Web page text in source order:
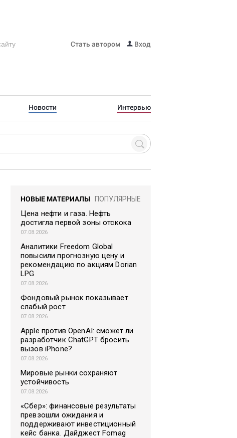
Стать автором Вход
Новости Интервью
НОВЫЕ МАТЕРИАЛЫ ПОПУЛЯРНЫЕ
Цена нефти и газа. Нефть
достигла первой зоны отскока
07.08.2026
Аналитики Freedom Global
повысили прогнозную цену и
рекомендацию по акциям Dorian
LPG
07.08.2026
Фондовый рынок показывает
слабый рост
07.08.2026
Apple против OpenAI: сможет ли
разработчик ChatGPT бросить
вызов iPhone?
07.08.2026
Мировые рынки сохраняют
устойчивость
07.08.2026
«Сбер»: финансовые результаты
превзошли ожидания и
поддерживают инвестиционный
кейс банка. Дайджест Fomag